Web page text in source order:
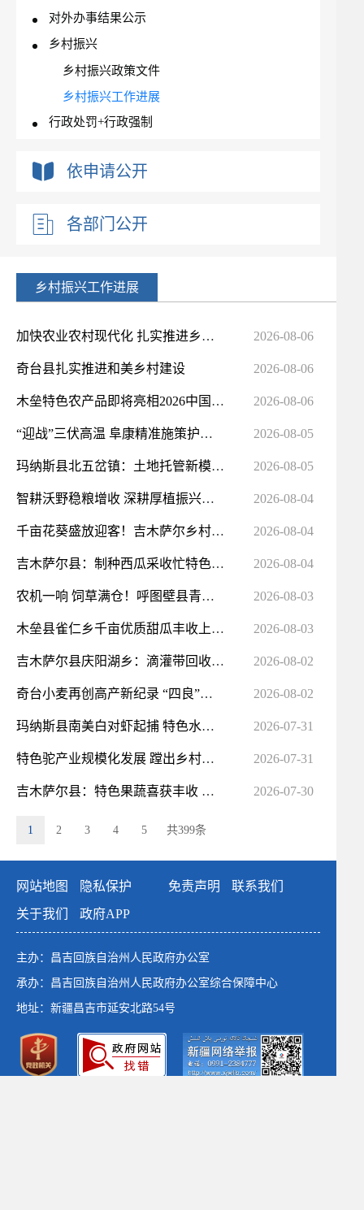
对外办事结果公示
乡村振兴
乡村振兴政策文件
乡村振兴工作进展
行政处罚+行政强制
依申请公开
各部门公开
乡村振兴工作进展
加快农业农村现代化 扎实推进乡村全面振兴——访农业农村部党组书记、部长张柱 2026-08-06
奇台县扎实推进和美乡村建设 2026-08-06
木垒特色农产品即将亮相2026中国新疆第十一届种子展示交易会 2026-08-06
“迎战”三伏高温 阜康精准施策护航畜牧稳产增收 2026-08-05
玛纳斯县北五岔镇：土地托管新模式让农民种地省心又增收 2026-08-05
智耕沃野稳粮增收 深耕厚植振兴根基——阜康市“十四五”农业高质量发展综述 2026-08-04
千亩花葵盛放迎客！吉木萨尔乡村绘就盛夏金色画卷 2026-08-04
吉木萨尔县：制种西瓜采收忙特色种植助增收 2026-08-04
农机一响 饲草满仓！呼图壁县青贮玉米收割进行时 2026-08-03
木垒县雀仁乡千亩优质甜瓜丰收上市 产销两旺 2026-08-03
吉木萨尔县庆阳湖乡：滴灌带回收再利用 绿色循环促双赢 2026-08-02
奇台小麦再创高产新纪录 “四良”配套书写丰收答卷 2026-08-02
玛纳斯县南美白对虾起捕 特色水产喜丰收 2026-07-31
特色驼产业规模化发展 蹚出乡村振兴致富路 2026-07-31
吉木萨尔县：特色果蔬喜获丰收 采摘经济赋能乡村 2026-07-30
1 2 3 4 5 共399条
网站地图 隐私保护 免责声明
联系我们
关于我们
政府APP
主办：昌吉回族自治州人民政府办公室
承办：昌吉回族自治州人民政府办公室综合保障中心
地址：新疆昌吉市延安北路54号